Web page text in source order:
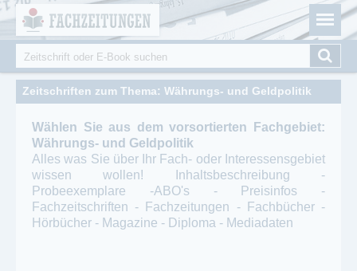
Fachzeitungen.de - Das unabhängige Portal für
Fachmagazine Fachpublikationen & eBooks
Suchformular
Suche
Zeitschriften zum Thema: Währungs- und Geldpolitik
Wählen Sie aus dem vorsortierten Fachgebiet:
Währungs- und Geldpolitik
Alles was Sie über Ihr Fach- oder Interessensgebiet
wissen wollen! Inhaltsbeschreibung -
Probeexemplare -ABO's - Preisinfos -
Fachzeitschriften - Fachzeitungen - Fachbücher -
Hörbücher - Magazine - Diploma - Mediadaten
Cookie-Einstellungen